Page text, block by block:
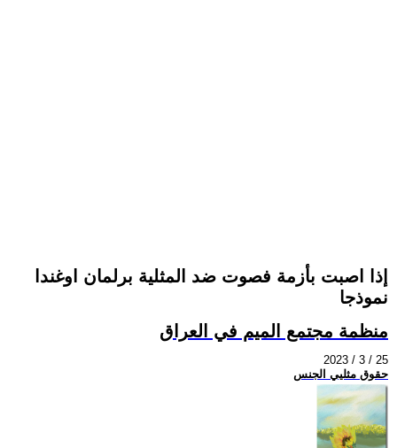
إذا اصبت بأزمة فصوت ضد المثلية برلمان اوغندا
نموذجا
منظمة مجتمع الميم في العراق
2023 / 3 / 25
حقوق مثليي الجنس